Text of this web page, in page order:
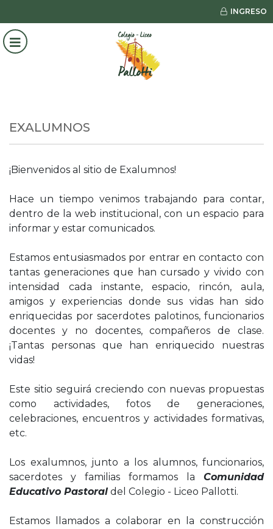
INGRESO
EXALUMNOS
¡Bienvenidos al sitio de Exalumnos!
Hace un tiempo venimos trabajando para contar,
dentro de la web institucional, con un espacio para
informar y estar comunicados.
Estamos entusiasmados por entrar en contacto con
tantas generaciones que han cursado y vivido con
intensidad cada instante, espacio, rincón, aula,
amigos y experiencias donde sus vidas han sido
enriquecidas por sacerdotes palotinos, funcionarios
docentes y no docentes, compañeros de clase.
¡Tantas personas que han enriquecido nuestras
vidas!
Este sitio seguirá creciendo con nuevas propuestas
como actividades, fotos de generaciones,
celebraciones, encuentros y actividades formativas,
etc.
Los exalumnos, junto a los alumnos, funcionarios,
sacerdotes y familias formamos la Comunidad
Educativo Pastoral del Colegio - Liceo Pallotti.
Estamos llamados a colaborar en la construcción